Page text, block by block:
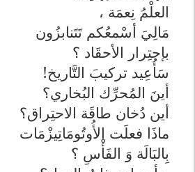
العلْمُ نِعمَة ،
مَالِيَ أسْمعُكم تَتَنابزُون
بإجتِرار الأحقَاد ؟
سَأُعِيد تركيبَ التَّاريخ!
أينَ المُحرِّك البُخاري؟
أين دُخان طاقَة الاحتِراق؟
ماذَا فعلَت الأُوتُومَاتِيزْمَات
بِالبَالَة وَ الفَأْسِ ؟